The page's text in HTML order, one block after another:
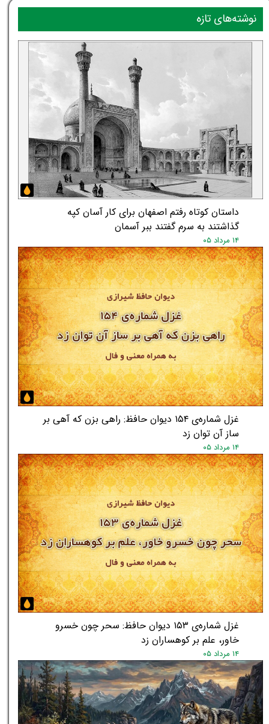
★★
داستان کوتاه رفتم اصفهان برای کار آسان کپه
گذاشتند به سرم گفتند ببر آسمان
۱۴ مرداد ۰۵
غزل شماره‌ی ۱۵۴ دیوان حافظ: راهی بزن که آهی بر
ساز آن توان زد
۱۴ مرداد ۰۵
غزل شماره‌ی ۱۵۳ دیوان حافظ: سحر چون خسرو
خاور، علم بر کوهساران زد
۱۴ مرداد ۰۵
نوشته‌های تازه